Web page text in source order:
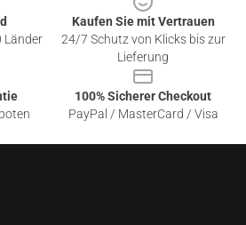
Länder
Kaufen Sie mit Vertrauen
24/7 Schutz von Klicks bis zur
Lieferung
100% Sicherer Checkout
PayPal / MasterCard / Visa